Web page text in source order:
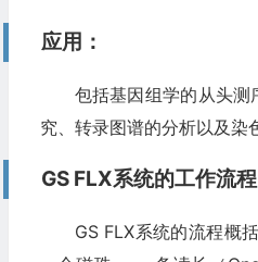
应用：
包括基因组学的从头
究、转录图谱的分析以及染
GS FLX系统的工作流程
GS FLX系统的流程概